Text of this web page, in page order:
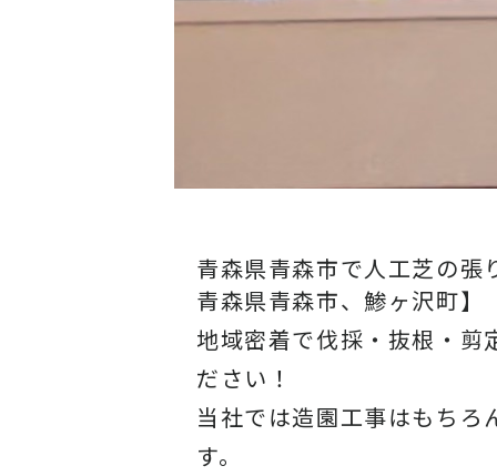
青森県青森市で人工芝の張
青森県青森市、鯵ヶ沢町】
地域密着で伐採・抜根・剪
ださい！
当社では造園工事はもちろ
す。